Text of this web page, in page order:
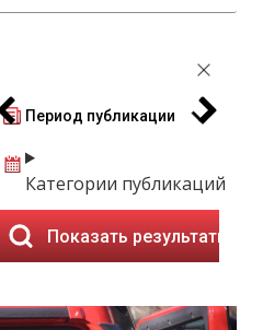
Период публикации
Категории публикаций
Показать результаты